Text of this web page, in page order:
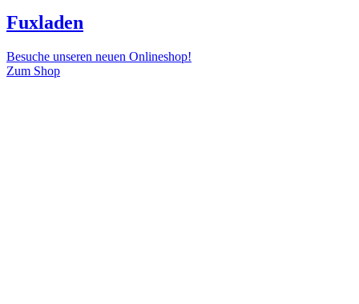
Fuxladen
Besuche unseren neuen Onlineshop!
Zum Shop